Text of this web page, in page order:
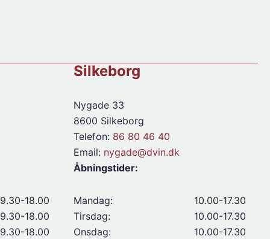
9.30-18.00
9.30-18.00
9.30-18.00
Silkeborg
Nygade 33
8600 Silkeborg
Telefon: 86 80 46 40
Email: nygade@dvin.dk
Åbningstider:
Mandag:
10.00-17.30
Tirsdag:
10.00-17.30
Onsdag:
10.00-17.30